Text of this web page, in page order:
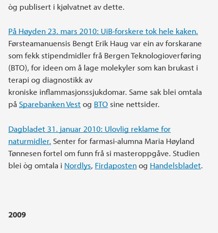
òg publisert i kjølvatnet av dette.
På Høyden 23. mars 2010: UiB-forskere tok hele kaken.
Førsteamanuensis Bengt Erik Haug var ein av forskarane
som fekk stipendmidler frå Bergen Teknologioverføring
(BTO), for ideen om å lage molekyler som kan brukast i
terapi og diagnostikk av
kroniske inflammasjonssjukdomar. Same sak blei omtala
på Sparebanken Vestog BTO sine nettsider.
Dagbladet 31. januar 2010: Ulovlig reklame for
naturmidler. Senter for farmasi-alumna Maria Høyland
Tønnesen fortel om funn frå si masteroppgåve. Studien
blei òg omtala i Nordlys, Firdapostenog Handelsbladet.
2009